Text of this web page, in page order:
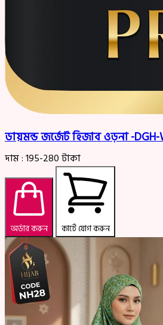
ডায়মন্ড জর্জেট হিজাব ওড়না -
দাম :195-280টাকা
অর্ডার করুন কার্টে যোগ করুন